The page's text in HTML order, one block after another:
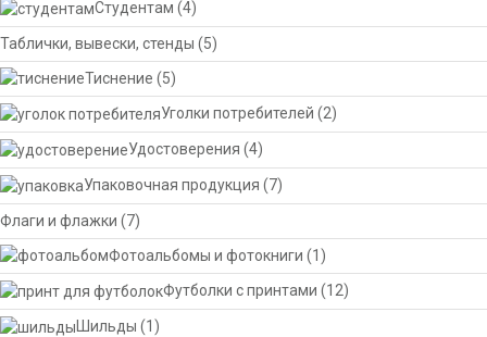
Студентам (4)
Таблички, вывески, стенды (5)
Тиснение (5)
Уголки потребителей (2)
Удостоверения (4)
Упаковочная продукция (7)
Флаги и флажки (7)
Фотоальбомы и фотокниги (1)
Футболки с принтами (12)
Шильды (1)